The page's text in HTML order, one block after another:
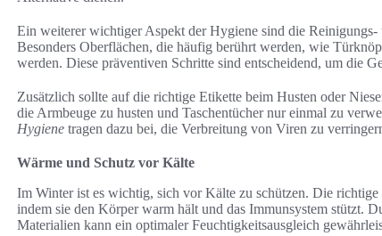
Ein weiterer wichtiger Aspekt der Hygiene sind die
Besonders Oberflächen, die häufig berührt werden, wie
werden. Diese präventiven Schritte sind entscheidend, um die
Zusätzlich sollte auf die richtige Etikette beim Husten oder
die Armbeuge zu husten und Taschentücher nur einmal zu
Hygiene tragen dazu bei, die Verbreitung von Viren zu
Wärme und Schutz vor Kälte
Im Winter ist es wichtig, sich vor Kälte zu schützen. Die richtige
indem sie den Körper warm hält und das Immunsystem stützt.
Materialien kann ein optimaler Feuchtigkeitsausgleich